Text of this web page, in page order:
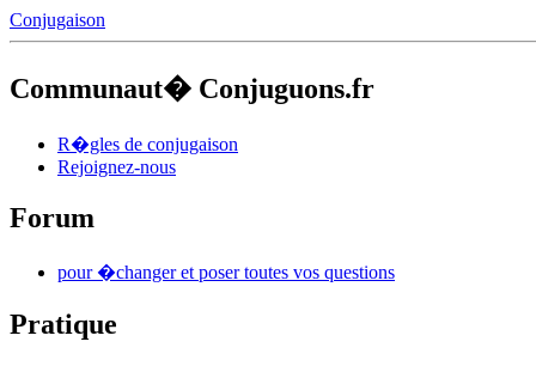
Conjugaison
Communaut� Conjuguons.fr
R�gles de conjugaison
Rejoignez-nous
Forum
pour �changer et poser toutes vos questions
Pratique